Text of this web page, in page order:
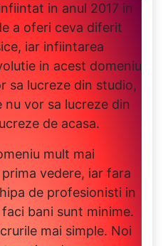
in anul 2017 in
a oferi ceva diferit
iar infiintarea
in acest domeniu
sa lucreze din studio,
vor sa lucreze din
de acasa.
mult mai
vedere, iar fara
de profesionisti in
bani sunt minime.
mai simple. Noi